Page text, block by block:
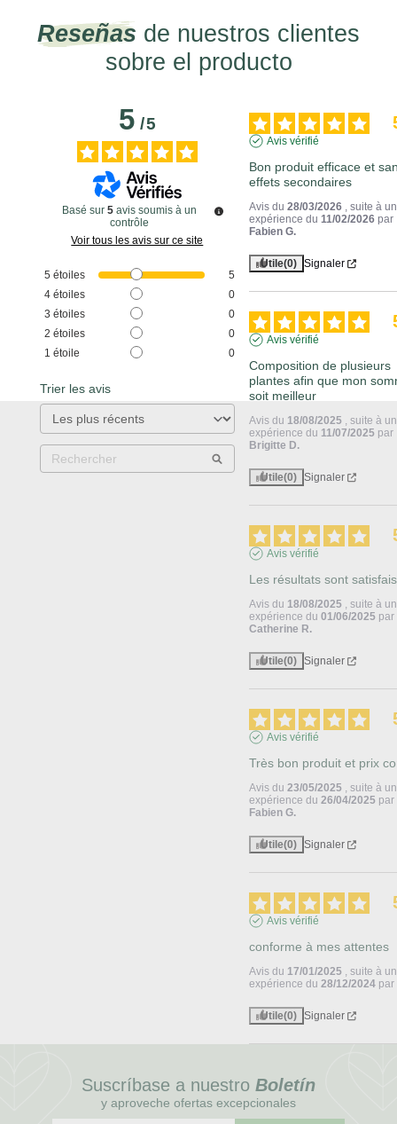
Reseñas de nuestros clientes
sobre el producto
5/5
Basé sur 5 avis soumis à un
contrôle
Voir tous les avis sur ce site
5 étoiles
5
4 étoiles
0
3 étoiles
0
2 étoiles
0
1 étoile 0
Trier les avis
Avis vérifié
Bon produit efficace et
effets secondaires
Avis du28/03/2026 , suite à
expérience du11/02/2026 par
Fabien G.
Utile(0) Signaler
Avis vérifié
Composition de plusieurs
plantes afin que mon
soit meilleur
Avis du 18/08/2025 , suite à
expérience du 11/07/2025 par
Brigitte D.
Utile(0) Signaler
Avis vérifié
Les résultats sont
Avis du 18/08/2025 , suite à
expérience du01/06/2025 par
Catherine R.
Utile(0) Signaler
Avis vérifié
Très bon produit et prix
Avis du23/05/2025 , suite à
expérience du26/04/2025 par
Fabien G.
Utile(0) Signaler
Avis vérifié
conforme à mes attentes
Avis du 17/01/2025 , suite à
expérience du28/12/2024 par
Utile(0) Signaler
Suscríbase a nuestro Boletín
y aproveche ofertas excepcionales